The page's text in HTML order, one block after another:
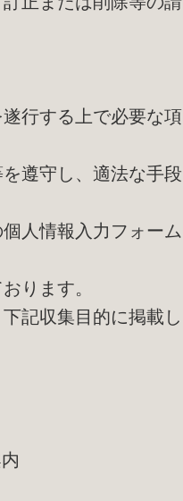
行する上で必要な項
遵守し、適法な手段
人情報入力フォーム
ります。
記収集目的に掲載し